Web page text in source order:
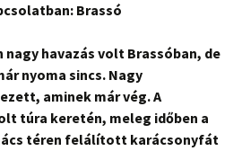
Brassó
havazás volt Brassóban, de
nyoma sincs. Nagy
aminek már vég. A
túra keretén, meleg időben a
téren felálított karácsonyfát